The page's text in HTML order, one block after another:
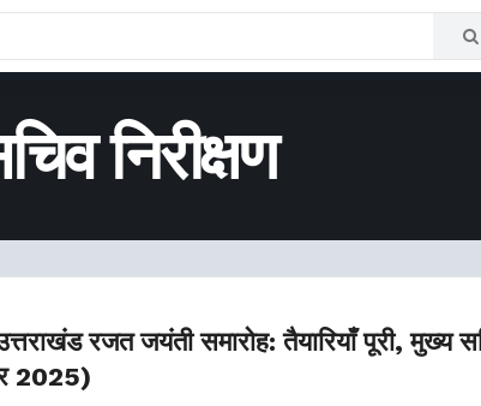
निरीक्षण
रजत जयंती समारोह: तैयारियाँ पूरी, मुख्य
2025)